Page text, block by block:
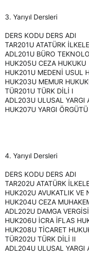
3. Yarıyıl Dersleri
DERS KODU DERS ADI
TAR201U ATATÜRK
ADL201U BÜRO
HUK205U CEZA HUKUKU
HUK201U MEDENİ USUL
HUK203U MEMUR
TÜR201U TÜRK DİLİ I
ADL203U ULUSAL YARGI
HUK207U YARGI
4. Yarıyıl Dersleri
DERS KODU DERS ADI
TAR202U ATATÜRK
HUK202U AVUKATLIK VE
HUK204U CEZA
ADL202U DAMGA
HUK206U İCRA İFLAS
HUK208U TİCARET
TÜR202U TÜRK DİLİ II
ADL204U ULUSAL YARGI